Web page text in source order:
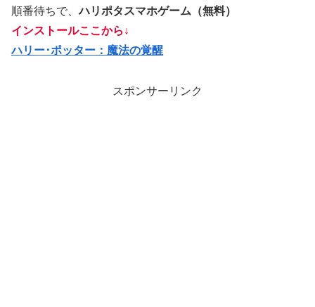
順番待ちで、ハリポタスマホゲーム（無料）
インストールここ から↓
ハリー･ポッター：魔法の覚醒
スポンサーリンク